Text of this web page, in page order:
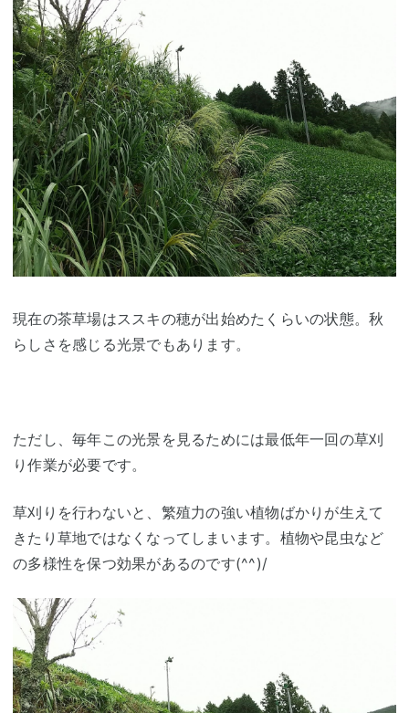
現在の茶草場はススキの穂が出始めたくらいの状態。秋
らしさを感じる光景でもあります。
ただし、毎年この光景を見るためには最低年一回の草刈
り作業が必要です。
草刈りを行わないと、繁殖力の強い植物ばかりが生えて
きたり草地ではなくなってしまいます。植物や昆虫など
の多様性を保つ効果があるのです(^^)/